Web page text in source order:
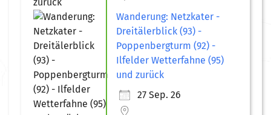
Wanderung: Netzkater -
Dreitälerblick (93) -
Poppenbergturm (92) -
Ilfelder Wetterfahne (95)
und zurück
27 Sep. 26